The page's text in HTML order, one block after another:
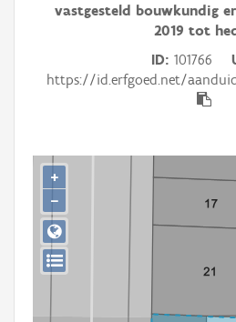
Waarneming
Gebeurtenis
Downloads
Hergebruik
Aanmelden
vastgesteld bouwkundig
2019 tot
ID 101766
https://id.erfgoed.net/
+
−